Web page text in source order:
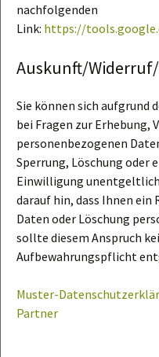
nachfolgenden
Link: https://
Auskunft/
Sie können sich aufgrund
bei Fragen zur Erhebung,
personenbezogenen
Sperrung, Löschung oder
Einwilligung unentgeltlich
darauf hin, dass Ihnen
Daten oder Löschung
sollte diesem Anspruch
Aufbewahrungspflicht
Muster-
Partner